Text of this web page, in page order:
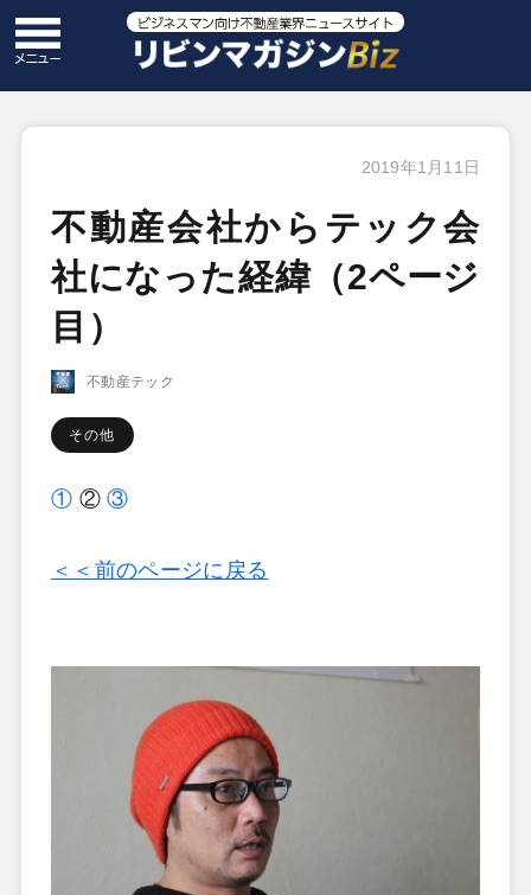
2019年1月11日
不動産会社からテック会
社になった経緯（2ページ
目）
不動産テック
その他
① ②③
＜＜前のページに戻る